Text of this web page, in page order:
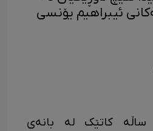
ئیبراهیم یۆنسی
ساڵه‌ کاتێک له‌ بانه‌ی